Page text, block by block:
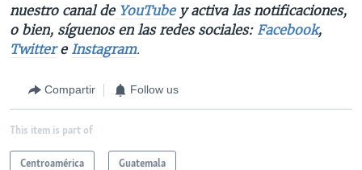
nuestro canal deYouTube y activa las notificaciones,
o bien, síguenos en las redes sociales: Facebook,
Twittere Instagram.
Compartir Follow us
This item is part of
Centroamérica Guatemala